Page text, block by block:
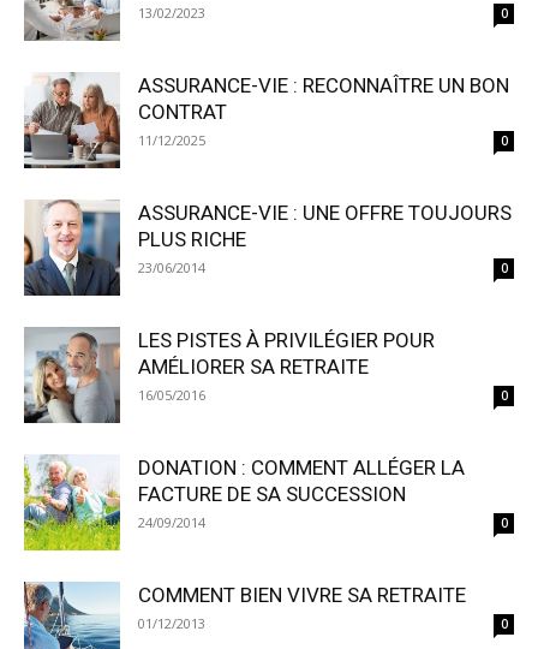
13/02/2023 0
ASSURANCE-VIE : RECONNAÎTRE UN BON
CONTRAT
11/12/2025 0
ASSURANCE-VIE : UNE OFFRE TOUJOURS
PLUS RICHE
23/06/2014 0
LES PISTES À PRIVILÉGIER POUR
AMÉLIORER SA RETRAITE
16/05/2016 0
DONATION : COMMENT ALLÉGER LA
FACTURE DE SA SUCCESSION
24/09/2014 0
COMMENT BIEN VIVRE SA RETRAITE
01/12/2013 0